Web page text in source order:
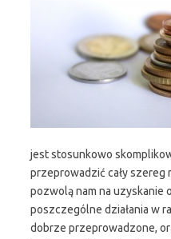
jest stosunkowo
przeprowadzić cały szereg
pozwolą nam na uzyskanie
poszczególne działania w
dobrze przeprowadzone,